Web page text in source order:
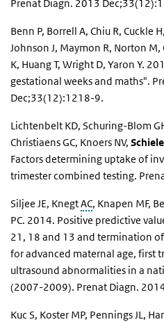
Prenat Diagn. 2013
Benn P, Borrell A, Chiu R, Cuckle
Johnson J, Maymon R, Norton M,
K, Huang T, Wright D, Yaron Y.
gestational weeks and maths".
Dec;33(12):1218-9.
Lichtenbelt KD, Schuring-Blom
Christiaens GC, Knoers NV,
Factors determining uptake of
trimester combined testing.
Siljee JE, KnegtAC, Knapen MF,
PC. 2014. Positive predictive
21, 18 and 13 and termination
for advanced maternal age, first
ultrasound abnormalities in a
(2007-2009). Prenat Diagn.
Kuc S, Koster MP, Pennings JL,